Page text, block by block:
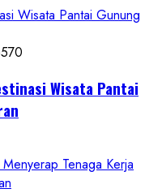
Wisata Pantai Gunung
Wisata Pantai
Tenaga Kerja